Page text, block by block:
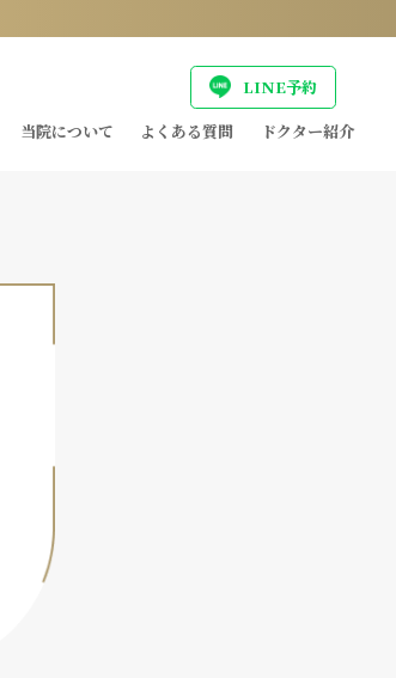
LINE予約
当院について よくある質問 ドクター紹介